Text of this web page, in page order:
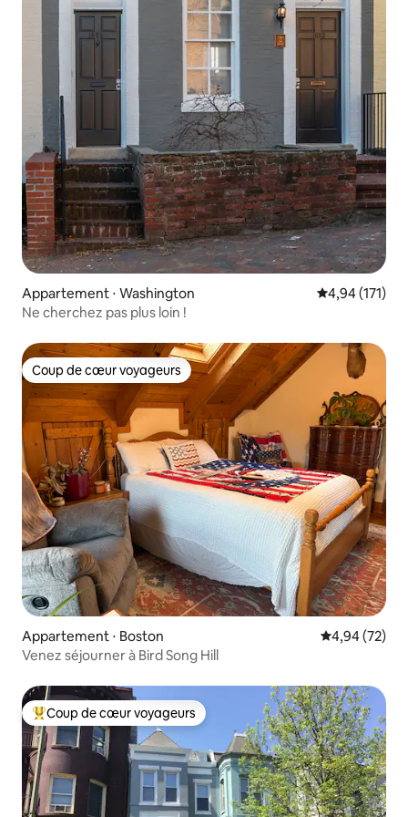
Appartement ⋅ Washington Évaluation
4,94 (171)
Ne cherchez pas plus loin !
Coup de cœur voyageurs
Coup de cœur voyageurs
Appartement ⋅ Boston Évaluation
4,94 (72)
Venez séjourner à Bird Song Hill
Coups de cœur voyageurs les plus appréciés
Coup de cœur voyageurs